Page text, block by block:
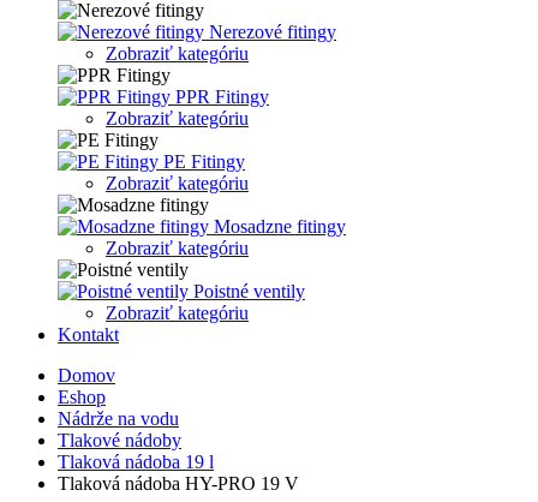
Nerezové fitingy
Zobraziť kategóriu
PPR Fitingy
Zobraziť kategóriu
PE Fitingy
Zobraziť kategóriu
Mosadzne fitingy
Zobraziť kategóriu
Poistné ventily
Zobraziť kategóriu
Kontakt
Domov
Eshop
Nádrže na vodu
Tlakové nádoby
Tlaková nádoba 19 l
Tlaková nádoba HY-PRO 19 V